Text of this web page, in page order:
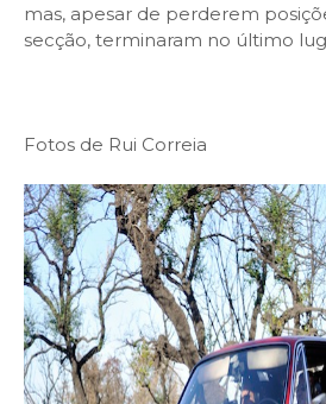
mas, apesar de perderem
secção, terminaram no último
Fotos de Rui Correia